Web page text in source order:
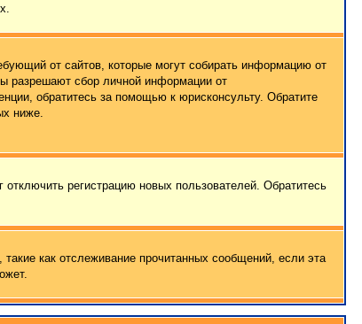
от сайтов, которые могут собирать информацию от
разрешают сбор личной информации от
обратитесь за помощью к юрисконсульту. Обратите
ниже.
регистрацию новых пользователей. Обратитесь
как отслеживание прочитанных сообщений, если эта